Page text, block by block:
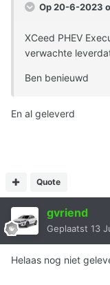
Op 20-6-2023
XCeed PHEV
verwachte
Ben benieuwd
En al geleverd
Quote
gvriend
Geplaatst 13
Helaas nog niet